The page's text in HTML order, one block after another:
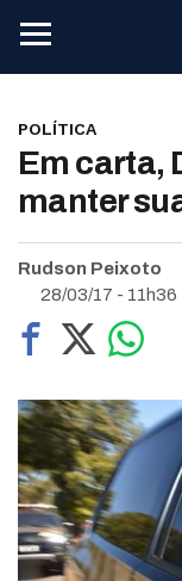
POLÍTICA
Em carta,
manter
Rudson Peixoto
28/03/17 - 11h36